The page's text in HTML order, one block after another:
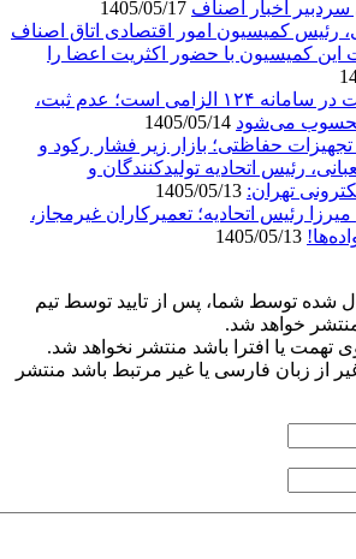
اخبار اصناف
رئیس کمیسیون امور اقتصادی اتاق اصناف
کمیسیون با حضور اکثریت اعضا را
ثبت قیمت کالا و خدمات در سامانه ۱۲۴ الزامی است؛ عدم ثبت،
حفاظتی؛ بازار زیر فشار رکود و
رئیس اتحادیه تولیدکنندگان و
تهران:
رئیس اتحادیه؛ تعمیرکاران غیرمجاز،
شده توسط شما، پس از تایید توسط تیم
خواهد شد.
تهمت یا افترا باشد منتشر نخواهد شد.
از زبان فارسی یا غیر مرتبط باشد منتشر